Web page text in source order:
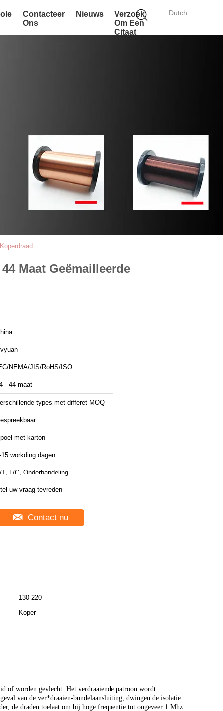
Dutch
Contacteer
Ons
Nieuws
Verzoek
Om Een
Citaat
Maat Geëmailleerde
NEMA/JIS/RoHS/ISO
- 44 maat
types met differet MOQ
met karton
15 workding dagen
T, L/C, Onderhandeling
uw vraag tevreden
Contact nu
130-220
Koper
of worden gevlecht. Het verdraaiende patroon wordt
van de ver*draaien-bundelaansluiting, dwingen de isolatie
de draden toelaat om bij hoge frequentie tot ongeveer 1 Mhz